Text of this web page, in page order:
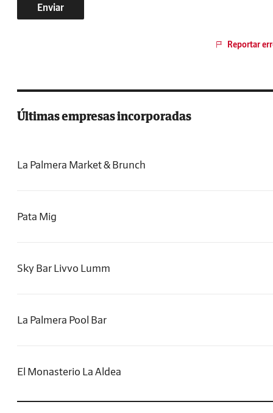
Enviar
Reportar
Últimas empresas incorporadas
La Palmera Market & Brunch
Pata Mig
Sky Bar Livvo Lumm
La Palmera Pool Bar
El Monasterio La Aldea